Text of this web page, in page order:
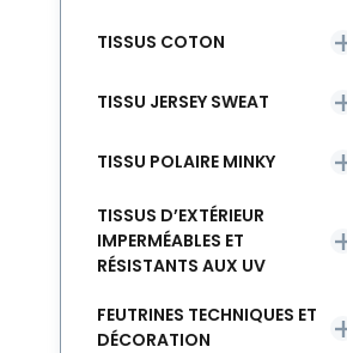
TISSUS COTON
TISSU JERSEY SWEAT
TISSU POLAIRE MINKY
TISSUS D’EXTÉRIEUR
IMPERMÉABLES ET
RÉSISTANTS AUX UV
FEUTRINES TECHNIQUES ET
DÉCORATION